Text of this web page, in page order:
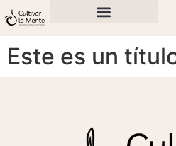
Este es un